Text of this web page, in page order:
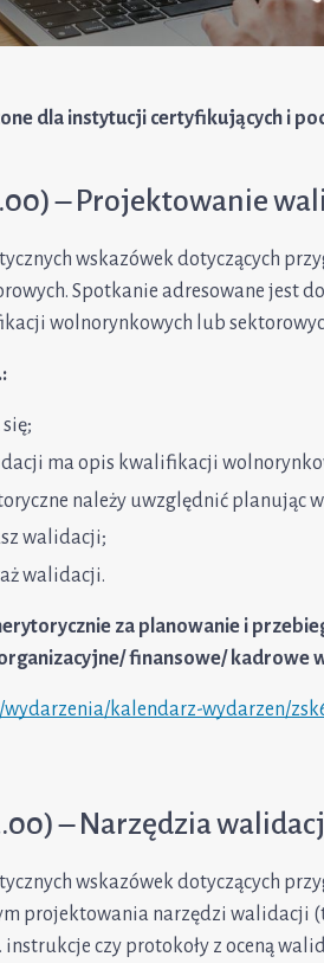
dla instytucji certyfikujących i
– Projektowanie
wskazówek dotyczących
Spotkanie adresowane jest
wolnorynkowych lub
ma opis kwalifikacji
należy uwzględnić planując
walidacji;
walidacji.
za planowanie i
finansowe/ kadrowe
wydarzenia/kalendarz-wydarzen/
– Narzędzia
wskazówek dotyczących
projektowania narzędzi walidacji
czy protokoły z oceną